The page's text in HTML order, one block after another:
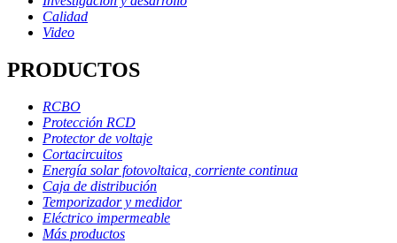
Calidad
Video
PRODUCTOS
RCBO
Protección RCD
Protector de voltaje
Cortacircuitos
Energía solar fotovoltaica, corriente continua
Caja de distribución
Temporizador y medidor
Eléctrico impermeable
Más productos